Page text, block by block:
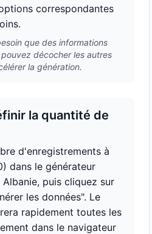
correspondantes
que des informations
décocher les autres
la génération.
la quantité de
d'enregistrements à
dans le générateur
puis cliquez sur
les données". Le
rapidement toutes les
dans le navigateur